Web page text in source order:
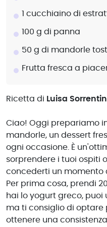
Ricetta di Luisa
Ciao! Oggi prepariamo
mandorle, un dessert
ogni occasione. È
sorprendere i tuoi ospiti
concederti un momento
Per prima cosa, prendi
hai lo yogurt greco, puoi
ma ti consiglio di optare
ottenere una
1 cucchiaino di
100 g di panna
50 g di mandorle
Frutta fresca a